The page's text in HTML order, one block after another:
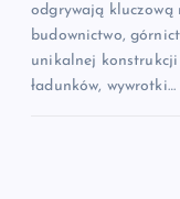
odgrywają kluczową
budownictwo,
unikalnej
ładunków, wywrotki…